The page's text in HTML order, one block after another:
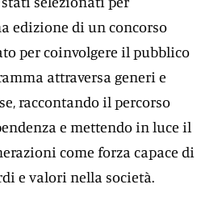
edizione di un concorso
per coinvolgere il pubblico
attraversa generi e
raccontando il percorso
e mettendo in luce il
come forza capace di
e valori nella società.